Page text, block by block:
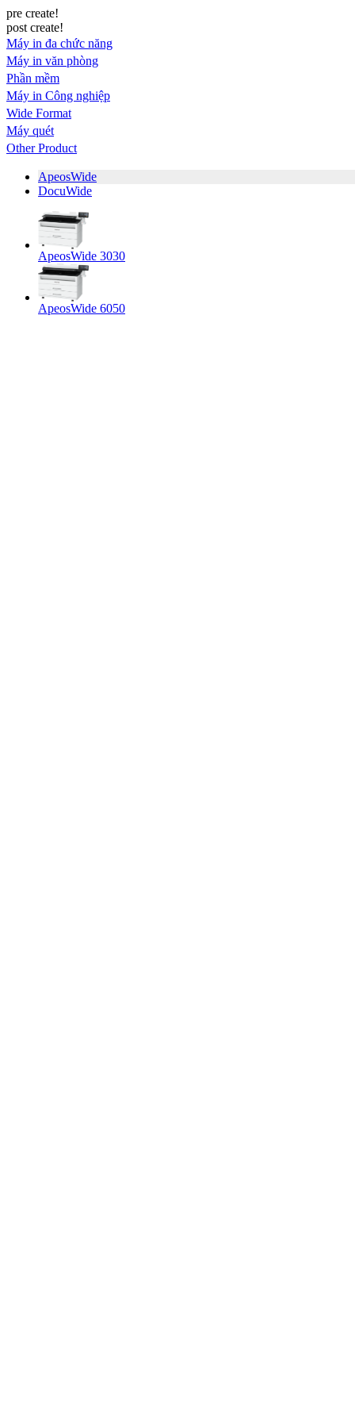
pre create!
post create!
Máy in đa chức năng
Máy in văn phòng
Phần mềm
Máy in Công nghiệp
Wide Format
Máy quét
Other Product
ApeosWide
DocuWide
ApeosWide 3030
ApeosWide 6050